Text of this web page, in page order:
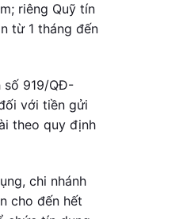
riêng Quỹ tín
từ 1 tháng đến
số 919/QĐ-
với tiền gửi
theo quy định
chi nhánh
cho đến hết